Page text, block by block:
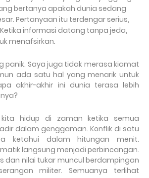
bertanya apakah dunia sedang
Pertanyaan itu terdengar serius,
informasi datang tanpa jeda,
menafsirkan.
panik. Saya juga tidak merasa kiamat
ada satu hal yang menarik untuk
akhir-akhir ini dunia terasa lebih
kita hidup di zaman ketika semua
dalam genggaman. Konflik di satu
ketahui dalam hitungan menit.
langsung menjadi perbincangan.
dan nilai tukar muncul berdampingan
militer. Semuanya terlihat